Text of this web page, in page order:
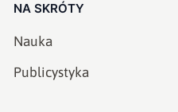
NA SKRÓTY
Nauka
Publicystyka